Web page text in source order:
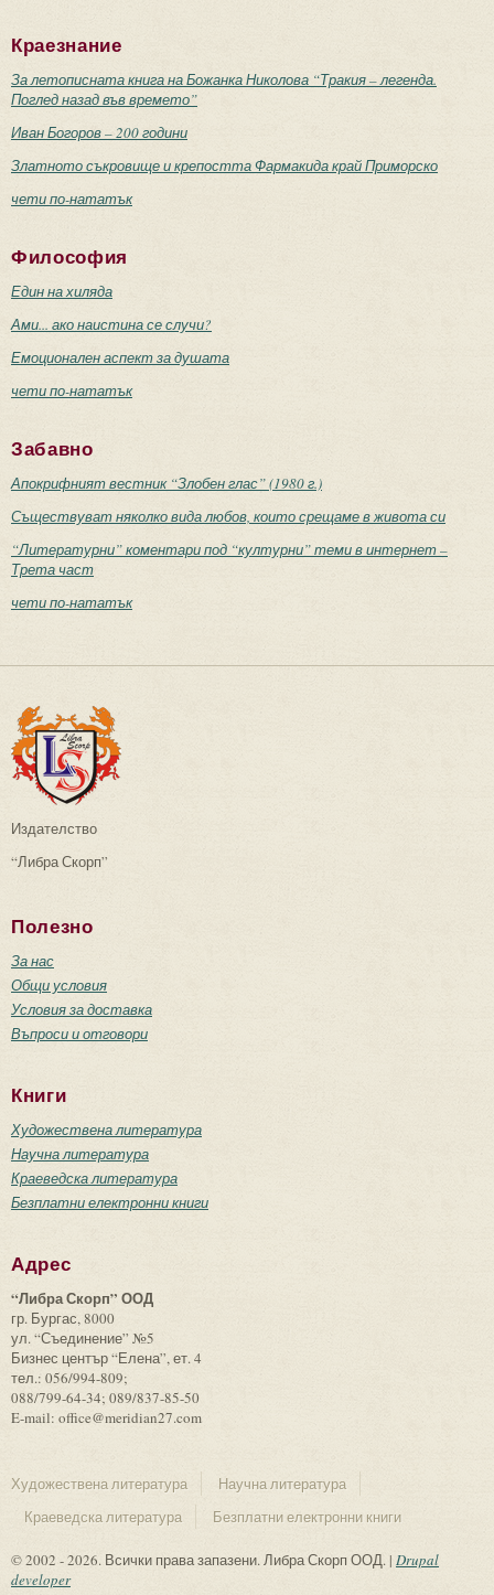
Краезнание
За летописната книга на Божанка Николова “Тракия – легенда.
Поглед назад във времето”
Иван Богоров – 200 години
Златното съкровище и крепостта Фармакида край Приморско
чети по-нататък
Философия
Един на хиляда
Ами... ако наистина се случи?
Емоционален аспект за душата
чети по-нататък
Забавно
Апокрифният вестник “Злобен глас” (1980 г.)
Съществуват няколко вида любов, които срещаме в живота си
“Литературни” коментари под “културни” теми в интернет –
Трета част
чети по-нататък
Издателство
“Либра Скорп”
Полезно
За нас
Общи условия
Условия за доставка
Въпроси и отговори
Книги
Художествена литература
Научна литература
Краеведска литература
Безплатни електронни книги
Адрес
“Либра Скорп” ООД
гр. Бургас, 8000
ул. “Съединение” №5
Бизнес център “Елена”, ет. 4
тел.: 056/994-809;
088/799-64-34; 089/837-85-50
E-mail: office@meridian27.com
Художествена литература
Научна литература
Краеведска литература
Безплатни електронни книги
© 2002 - 2026. Всички права запазени. Либра Скорп ООД. | Drupal
developer